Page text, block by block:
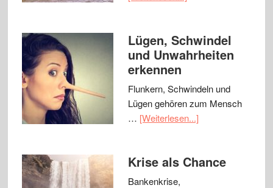
Lügen, Schwindel
und Unwahrheiten
erkennen
Flunkern, Schwindeln und
Lügen gehören zum Mensch
… [Weiterlesen...]
Krise als Chance
Bankenkrise,